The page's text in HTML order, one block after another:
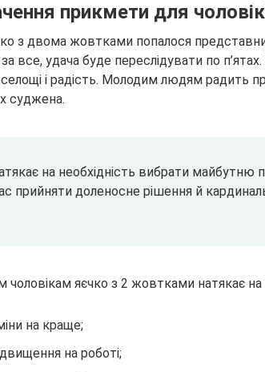
прикмети для
з двома жовтками попалося
все, удача буде переслідувати по
і радість. Молодим людям радить
суджена.
на необхідність вибрати майбутню
прийняти доленосне рішення й
яєчко з 2 жовтками натякає на
на краще;
на роботі;